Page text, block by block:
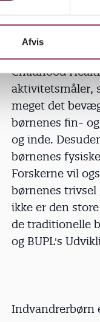
Afvis
Børns fysiske
I 43 børnehaver
Childhood
aktivitetsmåler,
meget det
børnenes fin-
og inde.
børnenes
Forskerne vil
børnenes
ikke er den
de traditionelle
og BUPL's
Indvandrerbørn